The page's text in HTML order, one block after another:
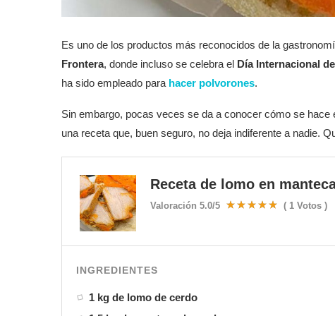
Es uno de los productos más reconocidos de la
Frontera, donde incluso se celebra el Día Internacional
ha sido empleado para hacer polvorones.
Sin embargo, pocas veces se da a conocer cómo se hace
una receta que, buen seguro, no deja indiferente a nadie.
Receta de lomo en
Valoración 5.0/5 ( 1 Votos )
INGREDIENTES
1 kg de lomo de cerdo